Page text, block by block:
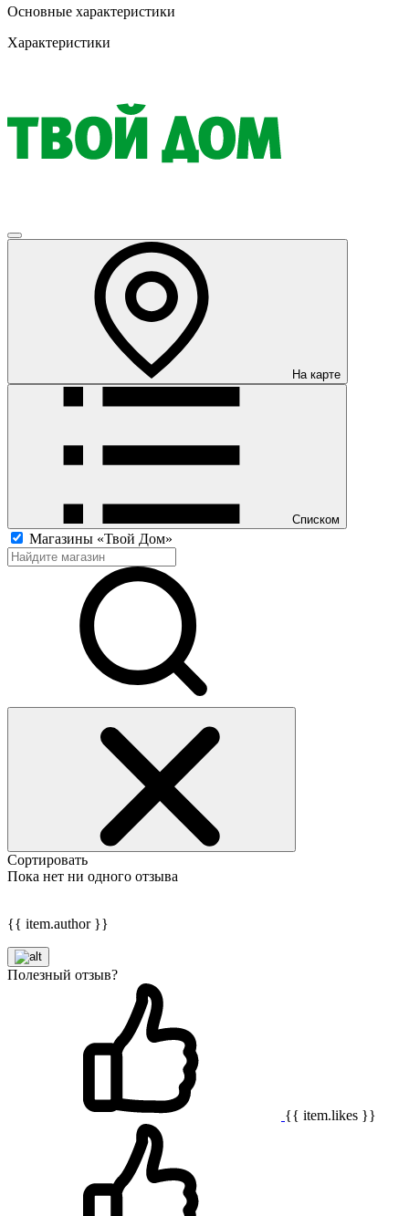
Основные характеристики
Характеристики
На карте
Списком
Магазины «Твой Дом»
Сортировать
Пока нет ни одного отзыва
{{ item.author }}
Полезный отзыв?
{{ item.likes }}